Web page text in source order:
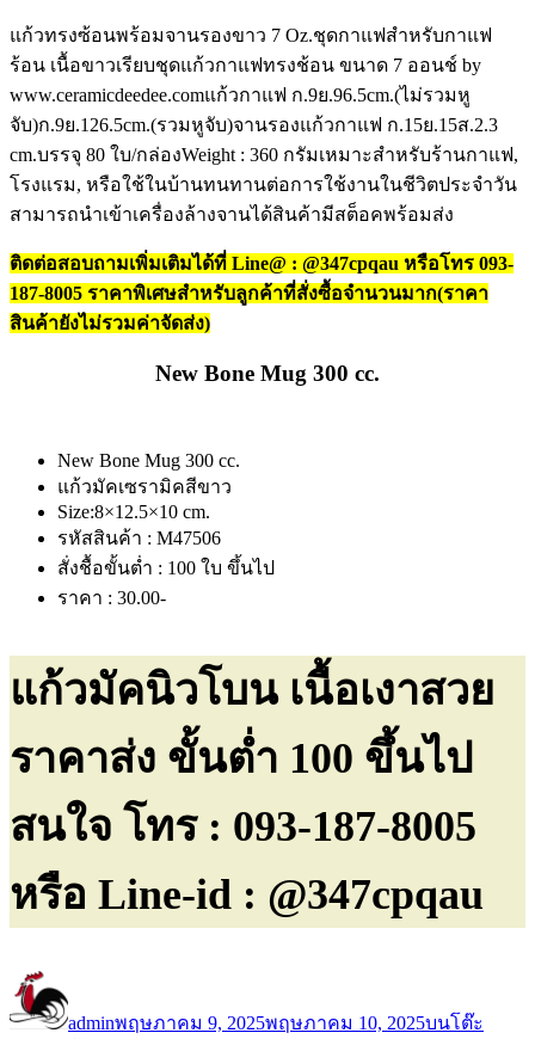
แก้วทรงซ้อนพร้อมจานรองขาว 7 Oz.ชุดกาแฟสำหรับกาแฟ
ร้อน เนื้อขาวเรียบชุดแก้วกาแฟทรงช้อน ขนาด 7 ออนช์ by
www.ceramicdeedee.comแก้วกาแฟ ก.9ย.96.5cm.(ไม่รวมหู
จับ)ก.9ย.126.5cm.(รวมหูจับ)จานรองแก้วกาแฟ ก.15ย.15ส.2.3
cm.บรรจุ 80 ใบ/กล่องWeight : 360 กรัมเหมาะสำหรับร้านกาแฟ,
โรงแรม, หรือใช้ในบ้านทนทานต่อการใช้งานในชีวิตประจำวัน
สามารถนำเข้าเครื่องล้างจานได้สินค้ามีสต็อคพร้อมส่ง
ติดต่อสอบถามเพิ่มเติมได้ที่ Line@ : @347cpqau หรือโทร 093-
187-8005 ราคาพิเศษสำหรับลูกค้าที่สั่งซื้อจำนวนมาก(ราคา
สินค้ายังไม่รวมค่าจัดส่ง)
New Bone Mug 300 cc.
New Bone Mug 300 cc.
แก้วมัคเซรามิคสีขาว
Size:8×12.5×10 cm.
รหัสสินค้า : M47506
สั่งชื้อขั้นต่ำ : 100 ใบ ขึ้นไป
ราคา : 30.00-
แก้วมัคนิวโบน เนื้อเงาสวย
ราคาส่ง ขั้นต่ำ 100 ขึ้นไป
สนใจ โทร : 093-187-8005
หรือ Line-id : @347cpqau
เขียน
adminเมื่อ
พฤษภาคม 9, 2025พฤษภาคม 10, 2025หมู่
บนโต๊ะ